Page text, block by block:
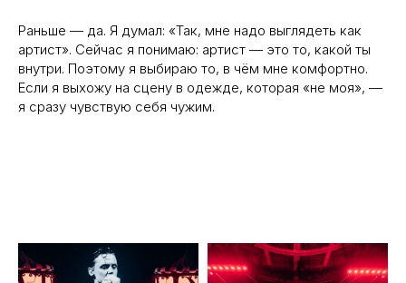
Раньше — да. Я думал: «Так, мне надо выглядеть как
артист». Сейчас я понимаю: артист — это то, какой ты
внутри. Поэтому я выбираю то, в чём мне комфортно.
Если я выхожу на сцену в одежде, которая «не моя», —
я сразу чувствую себя чужим.